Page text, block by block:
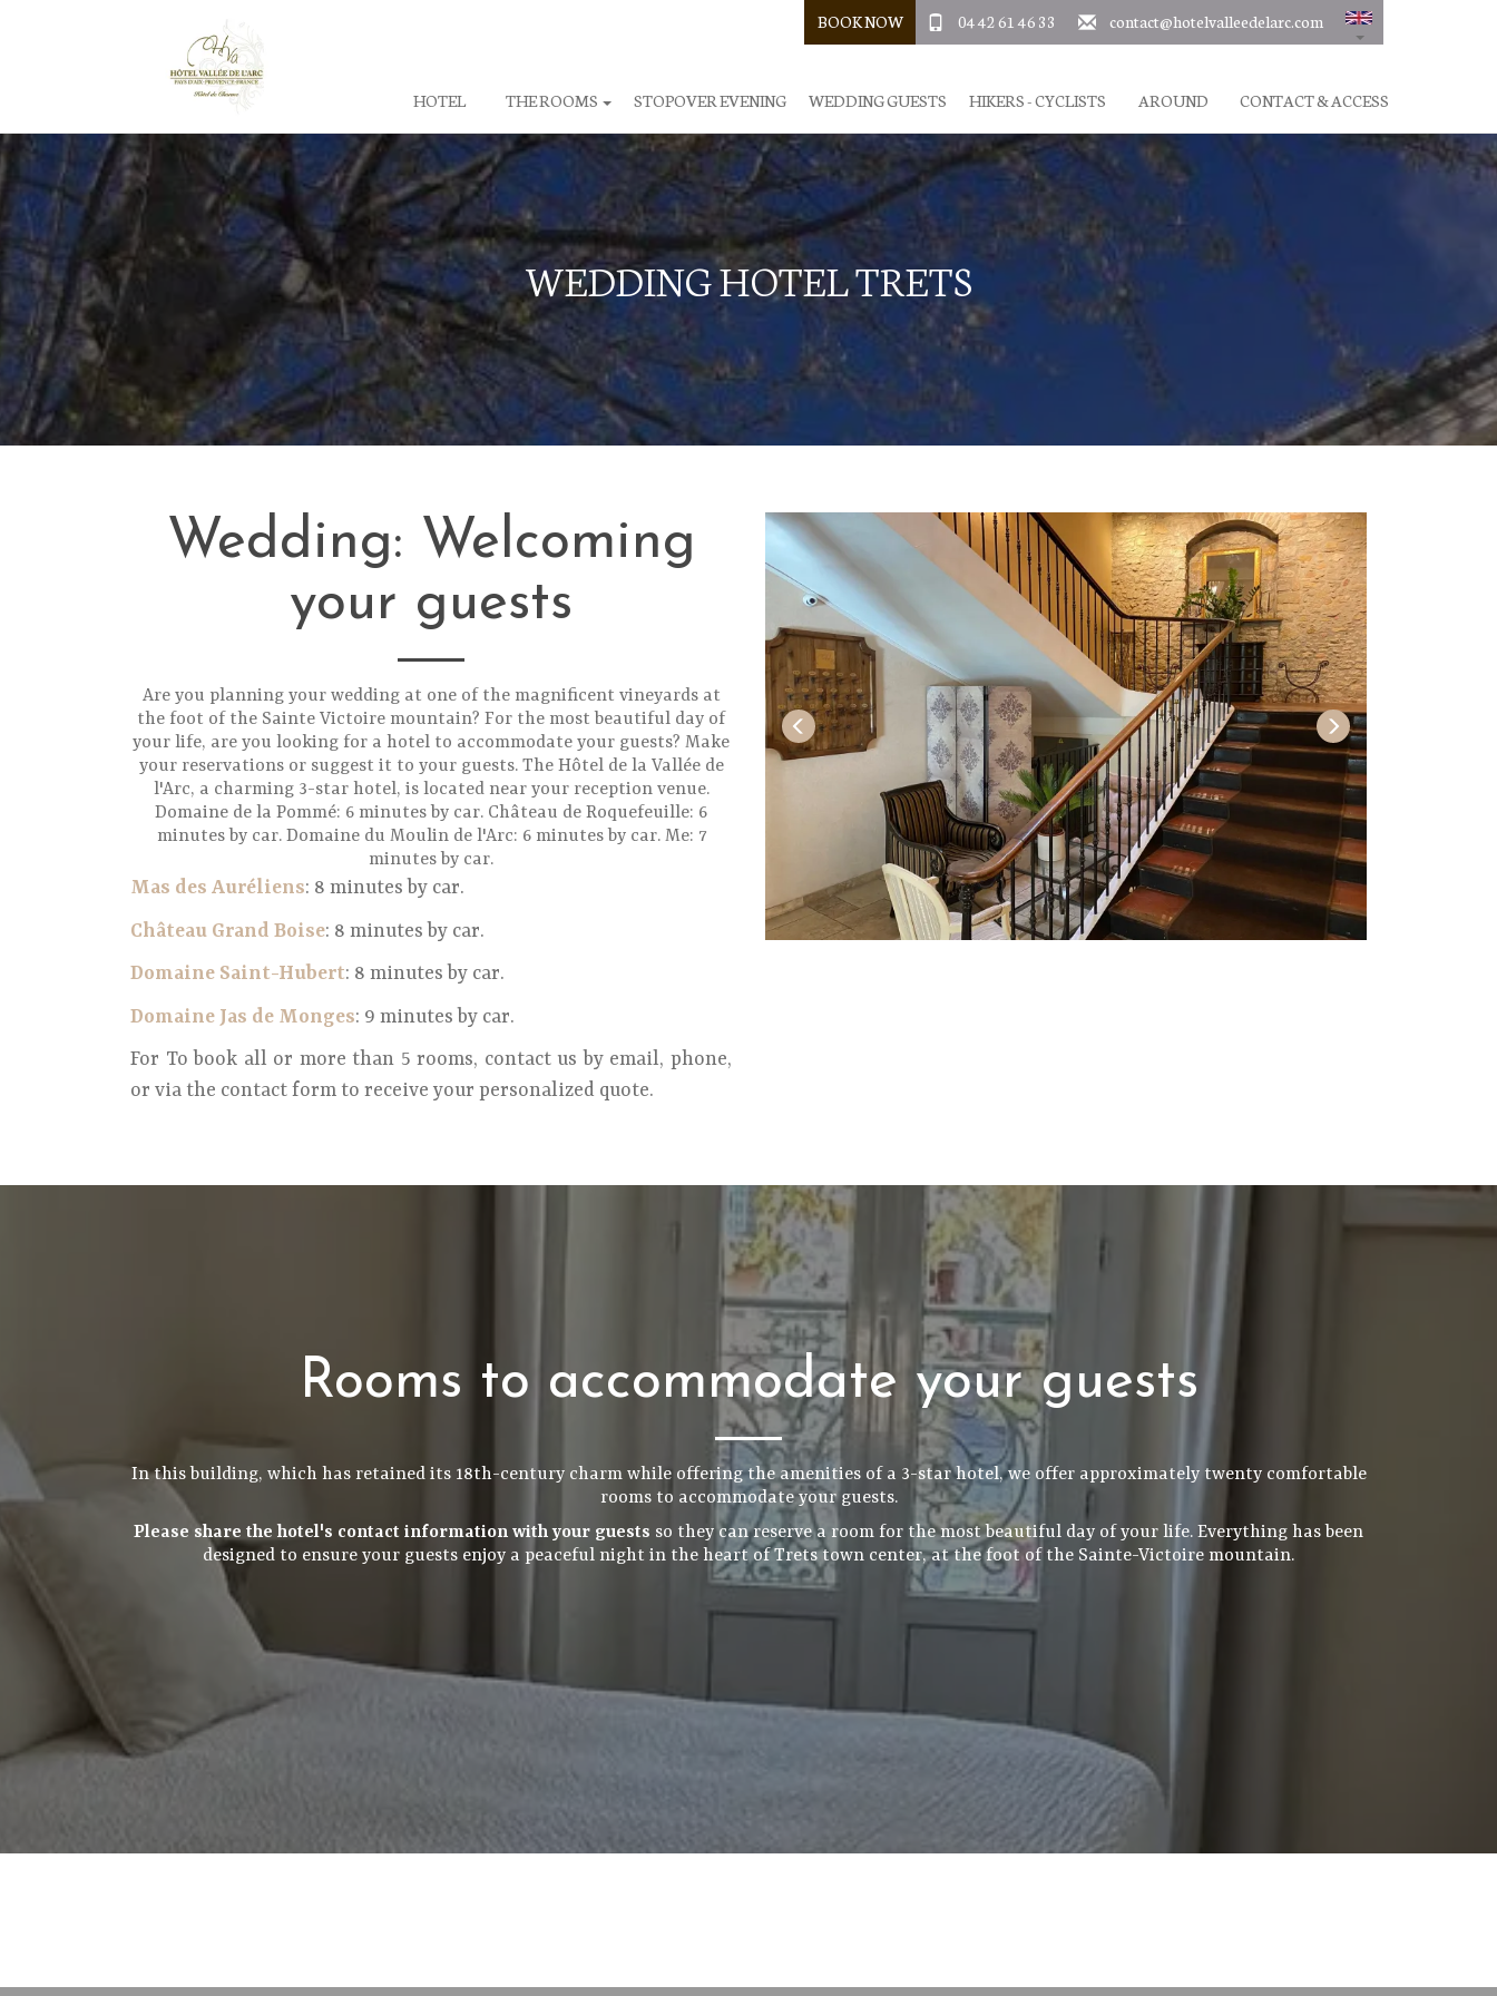
BOOK NOW 04 42 61 46 33 contact@hotelvalleedelarc.com
HOTEL THE ROOMS STOPOVER EVENING WEDDING GUESTS HIKERS - CYCLISTS AROUND CONTACT & ACCESS
WEDDING HOTEL TRETS
Wedding: Welcoming
your guests
Are you planning your wedding at one of the magnificent vineyards at
the foot of the Sainte Victoire mountain? For the most beautiful day of
your life, are you looking for a hotel to accommodate your guests? Make
your reservations or suggest it to your guests. The Hôtel de la Vallée de
l'Arc, a charming 3-star hotel, is located near your reception venue.
Domaine de la Pommé: 6 minutes by car. Château de Roquefeuille: 6
minutes by car. Domaine du Moulin de l'Arc: 6 minutes by car. Me: 7
minutes by car.
Mas des Auréliens: 8 minutes by car.
Château Grand Boise: 8 minutes by car.
Domaine Saint-Hubert: 8 minutes by car.
Domaine Jas de Monges: 9 minutes by car.
For To book all or more than 5 rooms, contact us by email, phone,
or via the contact form to receive your personalized quote.
Rooms to accommodate your guests
In this building, which has retained its 18th-century charm while offering the amenities of a 3-star hotel, we offer approximately twenty comfortable
rooms to accommodate your guests.
Please share the hotel's contact information with your guests so they can reserve a room for the most beautiful day of your life. Everything has been
designed to ensure your guests enjoy a peaceful night in the heart of Trets town center, at the foot of the Sainte-Victoire mountain.